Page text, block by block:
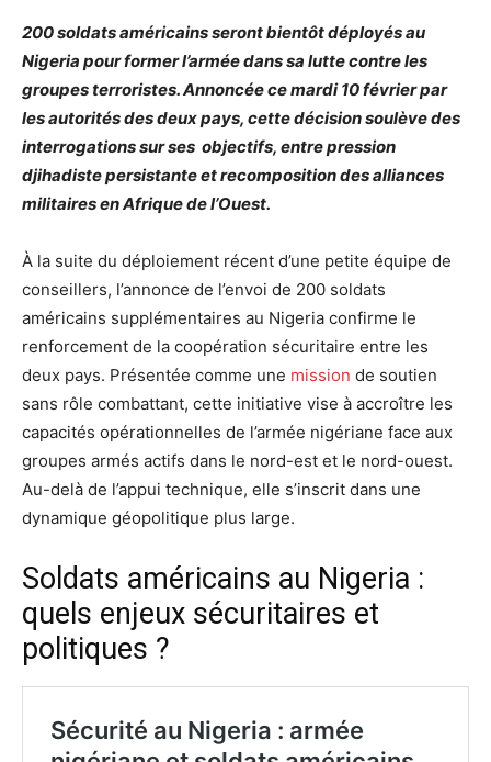
200 soldats américains seront bientôt déployés au
Nigeria pour former l’armée dans sa lutte contre les
groupes terroristes. Annoncée ce mardi 10 février par
les autorités des deux pays, cette décision soulève des
interrogations sur ses objectifs, entre pression
djihadiste persistante et recomposition des alliances
militaires en Afrique de l’Ouest.
À la suite du déploiement récent d’une petite équipe de
conseillers, l’annonce de l’envoi de 200 soldats
américains supplémentaires au Nigeria confirme le
renforcement de la coopération sécuritaire entre les
deux pays. Présentée comme une mission de soutien
sans rôle combattant, cette initiative vise à accroître les
capacités opérationnelles de l’armée nigériane face aux
groupes armés actifs dans le nord-est et le nord-ouest.
Au-delà de l’appui technique, elle s’inscrit dans une
dynamique géopolitique plus large.
Soldats américains au Nigeria :
quels enjeux sécuritaires et
politiques ?